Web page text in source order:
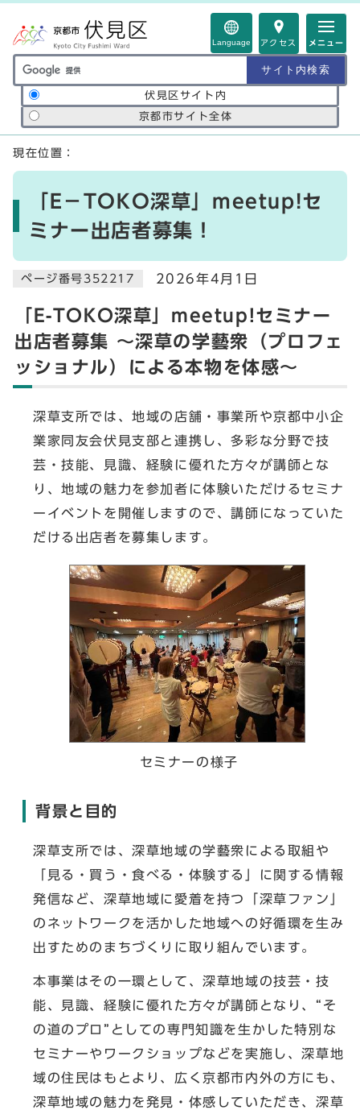
Language アクセス メニュー
サイト内検索の範囲
伏見区サイト内
京都市サイト全体
ここから本文です
現在位置：
「E－TOKO深草」meetup!セ
ミナー出店者募集！
ページ番号352217 2026年4月1日
「E-TOKO深草」meetup!セミナー
出店者募集 ～深草の学藝衆（プロフェ
ッショナル）による本物を体感～
深草支所では、地域の店舗・事業所や京都中小企
業家同友会伏見支部と連携し、多彩な分野で技
芸・技能、見識、経験に優れた方々が講師とな
り、地域の魅力を参加者に体験いただけるセミナ
ーイベントを開催しますので、講師になっていた
だける出店者を募集します。
セミナーの様子
背景と目的
深草支所では、深草地域の学藝衆による取組や
「見る・買う・食べる・体験する」に関する情報
発信など、深草地域に愛着を持つ「深草ファン」
のネットワークを活かした地域への好循環を生み
出すためのまちづくりに取り組んでいます。
本事業はその一環として、深草地域の技芸・技
能、見識、経験に優れた方々が講師となり、“そ
の道のプロ”としての専門知識を生かした特別な
セミナーやワークショップなどを実施し、深草地
域の住民はもとより、広く京都市内外の方にも、
深草地域の魅力を発見・体感していただき、深草